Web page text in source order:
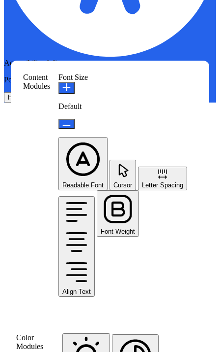
Accessibility Adjustments
Powered byOneTap
Hide Toolbar
Content
Modules
Font Size
Default
Readable Font Cursor Letter Spacing
Align Text
Font Weight
Color
Modules